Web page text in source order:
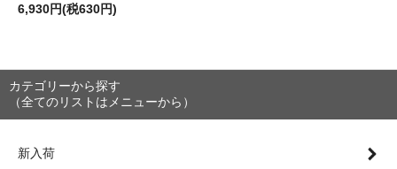
6,930円(税630円)
カテゴリーから探す
（全てのリストはメニューから）
新入荷